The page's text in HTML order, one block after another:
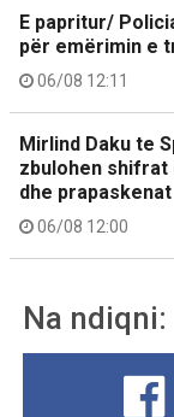
E papritur/
për emërimin e
06/08 12:11
Mirlind Daku te
zbulohen
dhe prapaskenat
06/08 12:00
Na ndiqni: